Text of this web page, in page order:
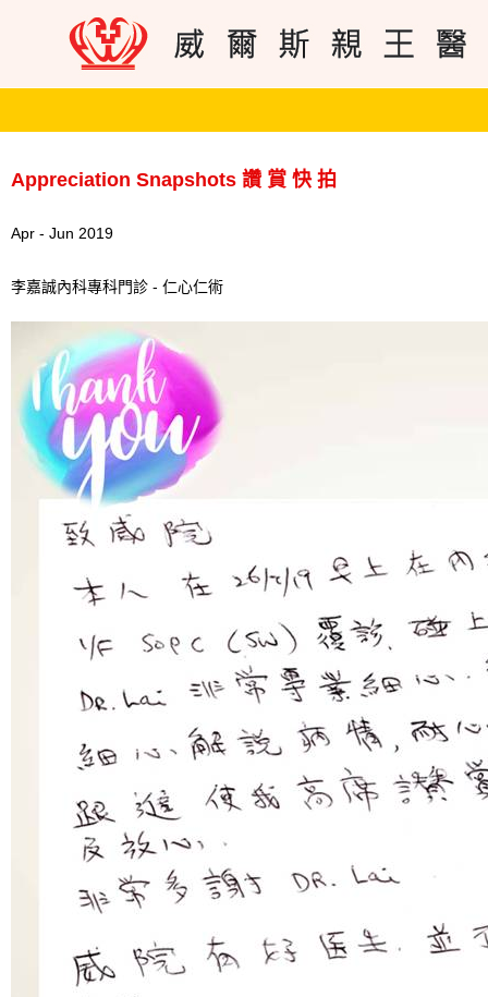
Appreciation Snapshots 讚 賞 快 拍
Apr - Jun 2019
李嘉誠內科專科門診 - 仁心仁術